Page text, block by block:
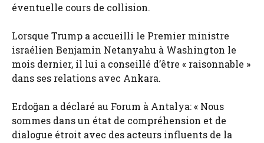
éventuelle cours de collision.
Lorsque Trump a accueilli le Premier ministre
israélien Benjamin Netanyahu à Washington le
mois dernier, il lui a conseillé d’être « raisonnable »
dans ses relations avec Ankara.
Erdoğan a déclaré au Forum à Antalya: « Nous
sommes dans un état de compréhension et de
dialogue étroit avec des acteurs influents de la